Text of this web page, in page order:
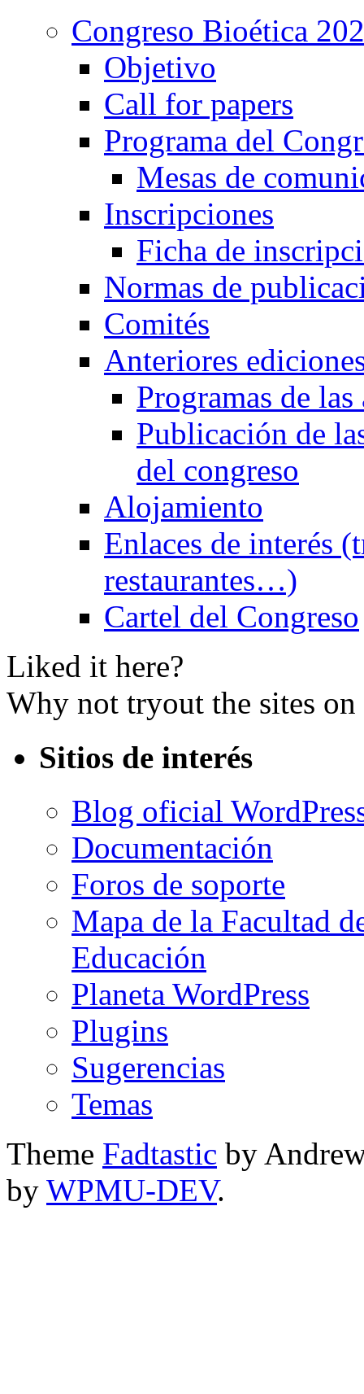
Congreso Bioética
Objetivo
Call for papers
Programa del
Mesas de
Inscripciones
Ficha de
Normas de
Comités
Anteriores
Programas de
Publicación de
del congreso
Alojamiento
Enlaces de interés
restaurantes…)
Cartel del Congreso
Liked it here?
Why not tryout the sites
Sitios de interés
Blog oficial
Documentación
Foros de soporte
Mapa de la Facultad
Educación
Planeta WordPress
Plugins
Sugerencias
Temas
Theme Fadtastic by
by WPMU-DEV.